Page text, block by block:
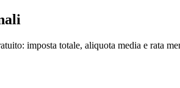
imposta totale, aliquota media e rata